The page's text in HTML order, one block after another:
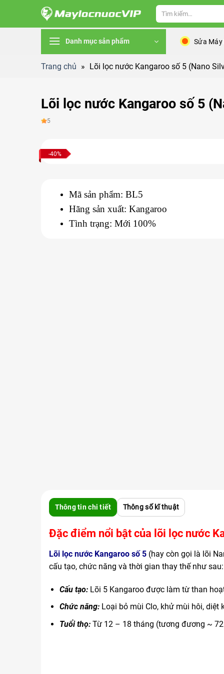
content
Tìm
kiếm:
Danh mục sản phẩm Sửa
Trang chủ » Lõi lọc nước Kangaroo số 5 (Nano
Lõi lọc nước Kangaroo số 5
5
-40%
Mã sản phẩm: BL5
Hãng sản xuất: Kangaroo
Tình trạng: Mới 100%
Thông tin chi tiết Thông số kĩ thuật
Đặc điểm nổi bật của lõi lọc nước
Lõi lọc nước Kangaroo số 5 (hay còn gọi là lõi
cấu tạo, chức năng và thời gian thay thế như sau:
Cấu tạo:Lõi 5 Kangaroo được làm từ than
Chức năng: Loại bỏ mùi Clo, khử mùi hôi,
Tuổi thọ:Từ 12 – 18 tháng (tương đương ~